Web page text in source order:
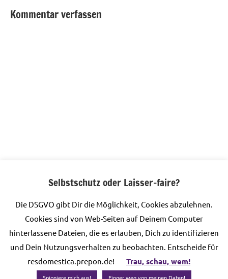
Kommentar verfassen
Diese Website verwendet Akismet, um Spam zu
Erfahre, wie deine Kommentardaten
Selbstschutz oder Laisser-faire?
Die DSGVO gibt Dir die Möglichkeit, Cookies abzulehnen.
Cookies sind von Web-Seiten auf Deinem Computer
hinterlassene Dateien, die es erlauben, Dich zu identifizieren
und Dein Nutzungsverhalten zu beobachten. Entscheide für
resdomestica.prepon.de!
Trau, schau, wem!